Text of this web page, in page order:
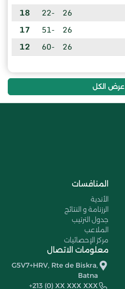
26
-22
18
26
-51
17
26
-60
12
عرض الكل
المنافسات
الأندية
الرزنامة و النتائج
جدول الترتيب
الملاعب
مركز الإحصائيات
معلومات الاتصال
G5V7+HRV, Rte de Biskra,
Batna
+213 (0) XX XXX XXX